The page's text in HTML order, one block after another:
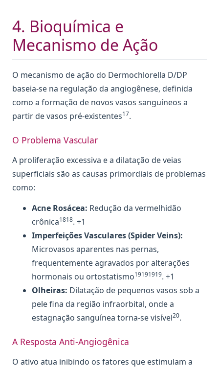
4. Bioquímica e
Mecanismo de Ação
O mecanismo de ação do Dermochlorella D/DP
baseia-se na regulação da angiogênese, definida
como a formação de novos vasos sanguíneos a
partir de vasos pré-existentes17.
O Problema Vascular
A proliferação excessiva e a dilatação de veias
superficiais são as causas primordiais de problemas
como:
Acne Rosácea: Redução da vermelhidão
crônica1818. +1
Imperfeições Vasculares (Spider Veins):
Microvasos aparentes nas pernas,
frequentemente agravados por alterações
hormonais ou ortostatismo19191919. +1
Olheiras: Dilatação de pequenos vasos sob a
pele fina da região infraorbital, onde a
estagnação sanguínea torna-se visível20.
A Resposta Anti-Angiogênica
O ativo atua inibindo os fatores que estimulam a